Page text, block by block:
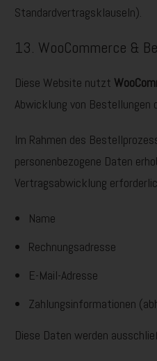
Standardvertragsklauseln).
13. WooCommerce &
Diese Website nutzt
Abwicklung von Bestellungen
Im Rahmen des
personenbezogene Daten
Vertragsabwicklung
Name
Rechnungsadresse
E-Mail-Adresse
Zahlungsinformationen
Diese Daten werden